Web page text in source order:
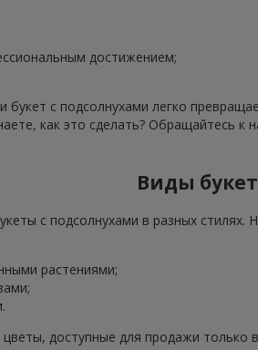
достижением;
с подсолнухами легко
как это сделать? Обращайтесь
Виды
с подсолнухами в разных стилях.
растениями;
доступные для продажи только